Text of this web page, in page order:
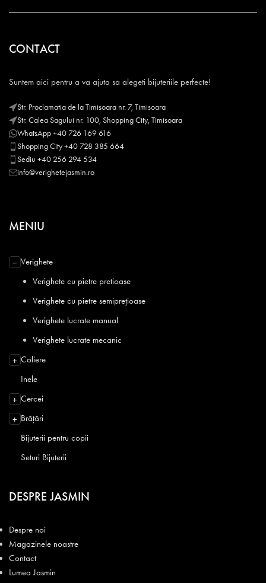
CONTACT
Suntem aici pentru a va ajuta sa alegeti bijuteriile perfecte!
Str. Proclamatia de la Timisoara nr. 7, Timisoara
Str. Calea Sagului nr. 100, Shopping City, Timisoara
WhatsApp +40 726 169 616
Shopping City +40 728 385 664
Sediu +40 256 294 534
info@verighetejasmin.ro
MENIU
− Verighete
Verighete cu pietre pretioase
Verighete cu pietre semiprețioase
Verighete lucrate manual
Verighete lucrate mecanic
+ Coliere
Inele
+ Cercei
+ Brățări
Bijuterii pentru copii
Seturi Bijuterii
DESPRE JASMIN
Despre noi
Magazinele noastre
Contact
Lumea Jasmin